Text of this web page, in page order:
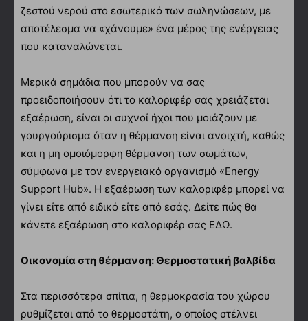
ζεστού νερού στο εσωτερικό των σωληνώσεων, με
αποτέλεσμα να «χάνουμε» ένα μέρος της ενέργειας
που καταναλώνεται.
Μερικά σημάδια που μπορούν να σας
προειδοποιήσουν ότι το καλοριφέρ σας χρειάζεται
εξαέρωση, είναι οι συχνοί ήχοι που μοιάζουν με
γουργούρισμα όταν η θέρμανση είναι ανοιχτή, καθώς
και η μη ομοιόμορφη θέρμανση των σωμάτων,
σύμφωνα με τον ενεργειακό οργανισμό «Energy
Support Hub». Η εξαέρωση των καλοριφέρ μπορεί να
γίνει είτε από ειδικό είτε από εσάς. Δείτε πώς θα
κάνετε εξαέρωση στο καλοριφέρ σας ΕΔΩ.
Οικονομία στη θέρμανση: Θερμοστατική βαλβίδα
Στα περισσότερα σπίτια, η θερμοκρασία του χώρου
ρυθμίζεται από το θερμοστάτη, ο οποίος στέλνει